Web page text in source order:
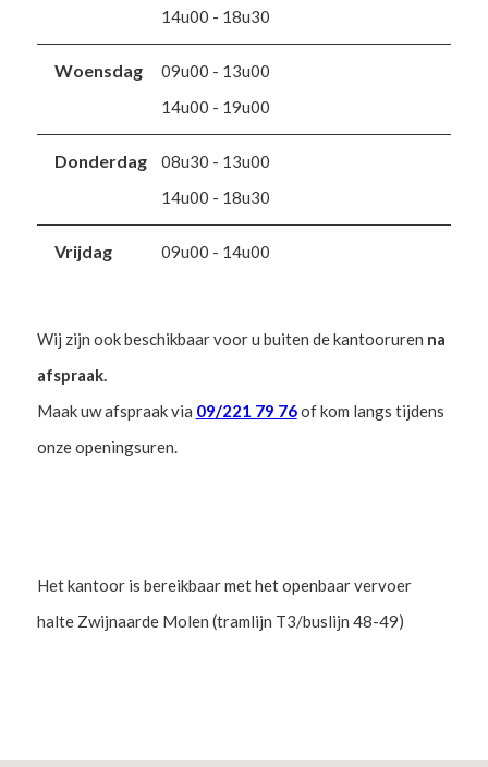
14u00 - 18u30
Woensdag
09u00 - 13u00
14u00 - 19u00
Donderdag
08u30 - 13u00
14u00 - 18u30
Vrijdag 09u00 - 14u00
Wij zijn ook beschikbaar voor u buiten de kantooruren na
afspraak.
Maak uw afspraak via 09/221 79 76of kom langs tijdens
onze openingsuren.
Het kantoor is bereikbaar met het openbaar vervoer
halte Zwijnaarde Molen (tramlijn T3/buslijn 48-49)